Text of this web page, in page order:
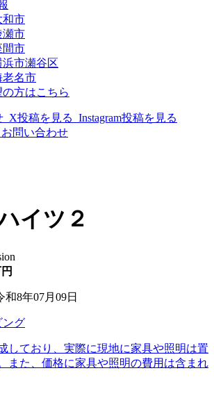
和市
瀬市
間市
浜市瀬谷区
老名市
方はこちら
X投稿を見る Instagram投稿を見る
お問い合わせ
イツ２
8年07月09日
しており、実際に現地に家具や照明は置
また、価格に家具や照明の費用は含まれ